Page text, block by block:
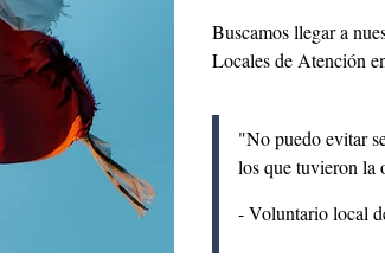
Buscamos llegar a
Locales de Atención
"No puedo evitar
los que tuvieron la
- Voluntario local